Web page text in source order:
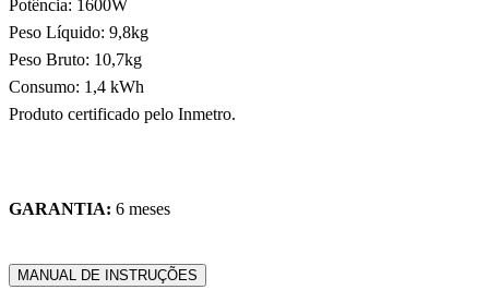
Potência: 1600W
Peso Líquido: 9,8kg
Peso Bruto: 10,7kg
Consumo: 1,4 kWh
Produto certificado pelo Inmetro.
GARANTIA: 6 meses
MANUAL DE INSTRUÇÕES